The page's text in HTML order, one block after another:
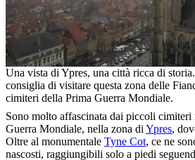
Una vista di Ypres, una città ricca di
consiglia di visitare questa zona delle
cimiteri della Prima Guerra Mondiale.
Sono molto affascinata dai piccoli
Guerra Mondiale, nella zona di Ypres,
Oltre al monumentale Tyne Cot, ce ne
nascosti, raggiungibili solo a piedi